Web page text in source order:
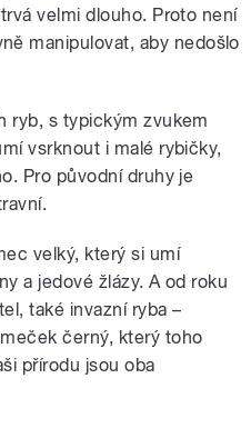
velmi dlouho. Proto není
manipulovat, aby nedošlo
ryb, s typickým zvukem
vsrknout i malé rybičky,
Pro původní druhy je
velký, který si umí
a jedové žlázy. A od roku
také invazní ryba –
černý, který toho
přírodu jsou oba